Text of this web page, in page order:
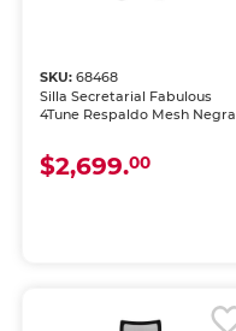
SKU:68468
Silla Secretarial Fabulous
4Tune Respaldo Mesh Negra
$2,699.00